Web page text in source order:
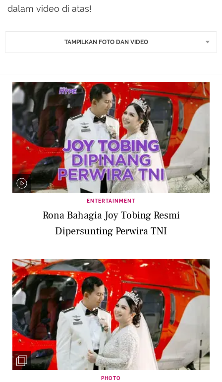
dalam video di atas!
TAMPILKAN FOTO DAN VIDEO
ENTERTAINMENT
Rona Bahagia Joy Tobing Resmi
Dipersunting Perwira TNI
PHOTO